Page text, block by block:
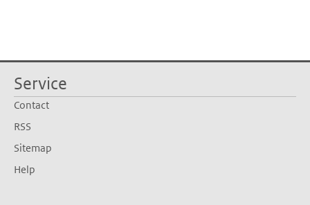
Service
Contact
RSS
Sitemap
Help